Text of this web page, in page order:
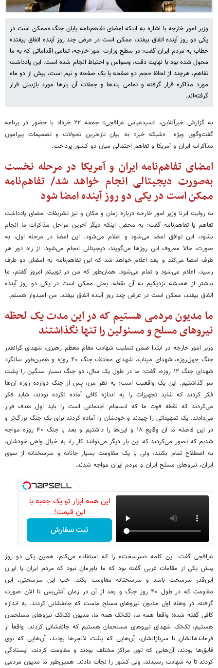
وزیر امور خارجه با اشاره به اینکه امضای تفاهم‌نامه پایان جنگ «ممکن است در
یکی دو روز آینده اتفاق بیفتد، ممکن است در عرض چند روز آینده اتفاق بیفتد»
خطاب به مردم ایران گفت: در سطح وزارت امور خارجه، تمامی اقداماتی که به ما
محول شده بود با نهایت دقت، وسواس و احتیاط انجام شده است. این یادداشت
تفاهم، هرچند از لحاظ حجم دو صفحه یا یک صفحه و نیم است، بیش از دو ماه
مورد مذاکره قرار گرفته و تمامی بندها و جملات آن بارها مورد بازبینی قرار
گرفته‌اند.
به گزارش خبرآنلاین، «سیدعباس عراقچی» جمعه ۲۲ خرداد با حضور در برنامه
گفت‌وگوی ویژه «شبکه خبر» به بیان تازه‌ترین تحولات و تصمیمات پیرامون
مذاکرات ایران و آمریکا و تفاهم احتمالی میان دو کشور پرداخت.
امضای تفاهم‌نامه ایران و آمریکا در مرحله نخست
به‌صورت دیجیتالی انجام خواهد شد/ تفاهم‌نامه
ممکن است در یکی دو روز آینده امضا شود
به روایت ایرنا وزیر امور خارجه درباره زمان و مکان و نیز تشریفات امضای یادداشت
تفاهم یا تفاهم‌نامه گفت: به محض اینکه دیگر آخرین مراحل مذاکرات ما انجام
بشود، این توافق امضا می‌شود و اعلام می‌شود. این امضا در مرحله اول، به
صورت، حالا معروف این روزها می‌گویند، دیجیتالی انجام می‌شود. از راه دور هر
طرف امضا می‌کند و بعد اعلام خواهد شد که این تفاهم‌نامه به امضای دو طرف
رسید، اعلام می‌شود و تمام می‌شود. همان‌طور که من در توییتم امروز گفتم، ما
بیشتر از همیشه نزدیکیم به آن نقطه. یعنی ممکن است در یکی دو روز آینده
اتفاق بیفتد، ممکن است در عرض چند روز آینده اتفاق بیفتد. من امیدوار هستم.
ما مدیون مردمی هستیم که در این مدت یک لحظه
نیروهای مسلح و مسئولین را تنها نگذاشتند
وزیر امور خارجه در ابتدا ضمن تسلیت شهادت مقام معظم رهبری، شهدای گرانقدر
جنگ چهل‌روزه، شهدای میناب، شهدای مختلف جنگ ۴۰ روزه و همین‌طور سالگرد
شهدای جنگ ۱۲ روزه، گفت: ما در طول یک سال، دو جنگ بسیار سنگین را پشت
سر گذاشتیم. این یک واقعیت است؛ به نظر من، پس از جنگ دوازده روزه آن‌ها
فکر کردند که شاید تجهیزات را به اندازه کافی آماده نکرده بودند، شاید فکر
می‌کردند که نقطه قوت ما که انسجام اجتماعی است را باید اول هدف قرار
می‌دادند. یک تمهیداتی را چیدند و خودشان را آماده کردند برای یک جنگ بزرگ‌تر و
در این فاصله ما آن وقایع ۱۸ و این‌ها را داشتیم و بعد با جنگ ۴۰ روزه مواجه
شدیم که تصور می‌کردند که این بار دیگر می‌توانند کار را، به خیال واهی خودشان،
به اصطلاح تمام بکنند، ولی با یک مقاومت بسیار جانانه و سرسختانه از سوی
ایران، نیروهای مسلح ایران و مردم ایران مواجه شدند.
این همه ابزار تو یک جعبه با
این قیمت!
ثبت سفارش
عراقچی گفت: این کلمه «سرسخت» را که استفاده می‌کنم، همین یکی دو روز
پیش یکی از مقامات غربی گفته بود که ما باورمان نبود که مردم ایران یا ایران
این‌قدر سرسخت باشد و سرسختانه مقاومت بکند. خب این سرسختی، این
مقاومت که در طول ۴۰ روز جنگ و بعد از آن در زمان آتش‌بس تا الان صورت
گرفته، در وهله اول مدیون نیروهای مسلح ماست که جانفشانی کردند. به اندازه
کافی گفته شده؛ واقعاً همه ما، تک‌تک همه ما، مدیون تک‌تک نیروهای مسلحمان
هستیم، تک‌تک شهدای نیروهای مسلحمان هستیم که جانفشانی کردند. واقعاً از
فرماندهانشان تا سربازانشان، آن‌هایی که پشت لانچرها بودند، آن‌هایی که توی
قایق‌ها بودند، آن‌هایی که توی مراکز مختلف بودند و مقاومت کردند، ایستادگی
کردند تا به شهادت رسیدند، ولی کشور را نجات دادند. همین‌طور ما مدیون مردمی